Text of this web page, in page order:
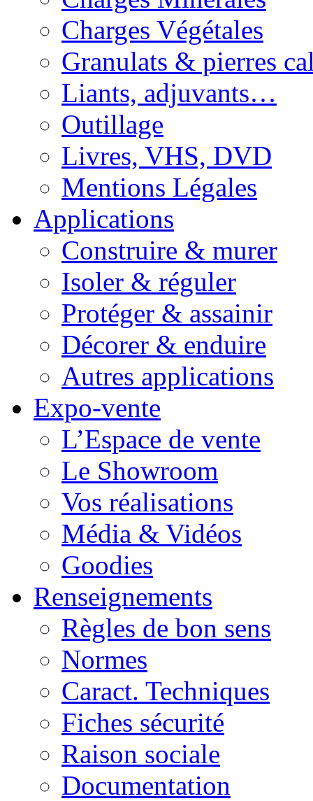
Charges Végétales
Granulats & pierres
Liants, adjuvants…
Outillage
Livres, VHS, DVD
Mentions Légales
Applications
Construire & murer
Isoler & réguler
Protéger & assainir
Décorer & enduire
Autres applications
Expo-vente
L’Espace de vente
Le Showroom
Vos réalisations
Média & Vidéos
Goodies
Renseignements
Règles de bon sens
Normes
Caract. Techniques
Fiches sécurité
Raison sociale
Documentation